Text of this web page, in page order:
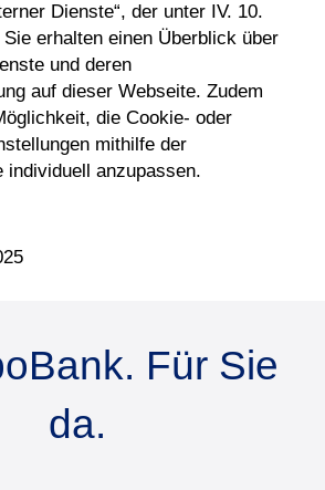
Dienste“, der unter IV. 10.
erhalten einen Überblick über
und deren
auf dieser Webseite. Zudem
die Cookie- oder
mithilfe der
individuell anzupassen.
Für Sie
da.